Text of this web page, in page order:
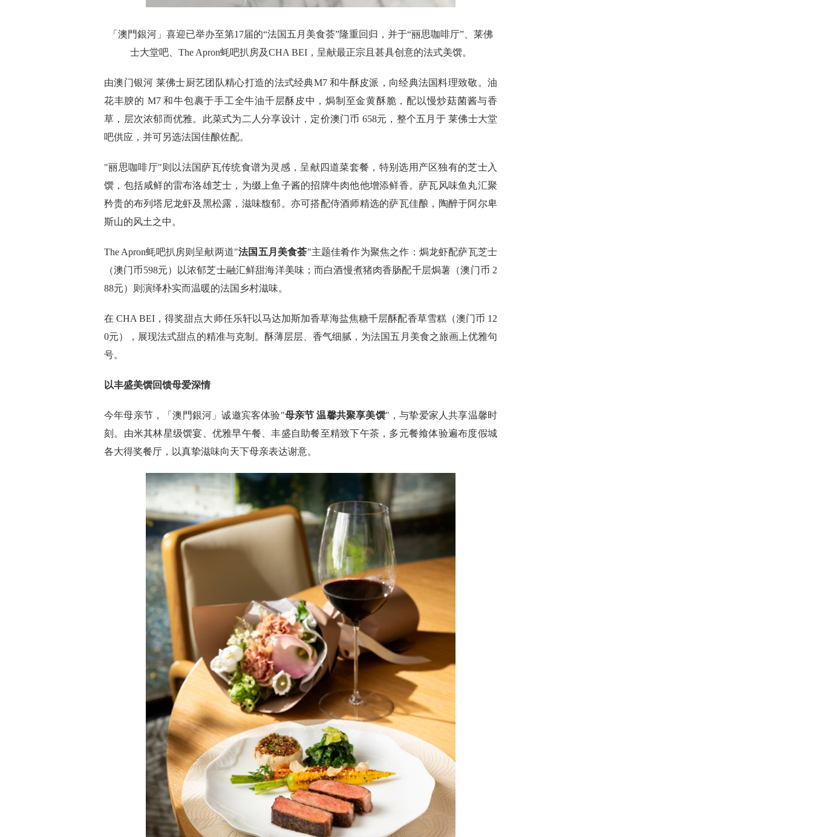
「澳門銀河」喜迎已举办至第17届的“法国五月美食荟”隆重回归，并于“丽思咖啡厅”、莱佛
士大堂吧、The Apron蚝吧扒房及CHA BEI，呈献最正宗且甚具创意的法式美馔。
由澳门银河 莱佛士厨艺团队精心打造的法式经典M7 和牛酥皮派，向经典法国料理致敬。油
花丰腴的 M7 和牛包裹于手工全牛油千层酥皮中，焗制至金黄酥脆，配以慢炒菇菌酱与香
草，层次浓郁而优雅。此菜式为二人分享设计，定价澳门币 658元，整个五月于 莱佛士大堂
吧供应，并可另选法国佳酿佐配。
"丽思咖啡厅"则以法国萨瓦传统食谱为灵感，呈献四道菜套餐，特别选用产区独有的芝士入
馔，包括咸鲜的雷布洛雄芝士，为缀上鱼子酱的招牌牛肉他他增添鲜香。萨瓦风味鱼丸汇聚
矜贵的布列塔尼龙虾及黑松露，滋味馥郁。亦可搭配侍酒师精选的萨瓦佳酿，陶醉于阿尔卑
斯山的风土之中。
The Apron蚝吧扒房则呈献两道"法国五月美食荟"主题佳肴作为聚焦之作：焗龙虾配萨瓦芝士
（澳门币598元）以浓郁芝士融汇鲜甜海洋美味；而白酒慢煮猪肉香肠配千层焗薯（澳门币 2
88元）则演绎朴实而温暖的法国乡村滋味。
在 CHA BEI，得奖甜点大师任乐轩以马达加斯加香草海盐焦糖千层酥配香草雪糕（澳门币 12
0元），展现法式甜点的精准与克制。酥薄层层、香气细腻，为法国五月美食之旅画上优雅句
号。
以丰盛美馔回馈母爱深情
今年母亲节，「澳門銀河」诚邀宾客体验"母亲节 温馨共聚享美馔"，与挚爱家人共享温馨时
刻。由米其林星级馔宴、优雅早午餐、丰盛自助餐至精致下午茶，多元餐飨体验遍布度假城
各大得奖餐厅，以真挚滋味向天下母亲表达谢意。